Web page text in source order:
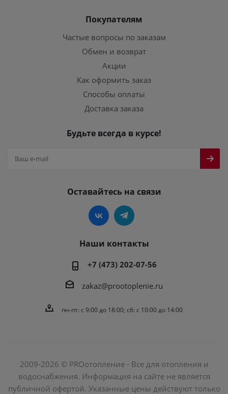
Покупателям
Частые вопросы по заказам
Обмен и возврат
Акции
Как оформить заказ
Способы оплаты
Доставка заказа
Будьте всегда в курсе!
Оставайтесь на связи
Наши контакты
+7 (473) 202-07-56
zakaz@prootoplenie.ru
пн-пт: c 9:00 до 18:00; сб: с 10:00 до 14:00
2009-2026 © PROотопление - Все для отопления и
водоснабжения. Информация на сайте не является
публичной офертой. Указанные цены действуют только